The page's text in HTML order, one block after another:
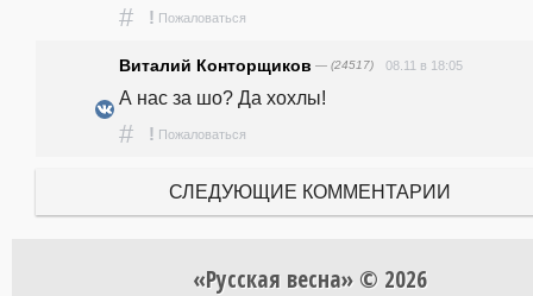
# ! Пожаловаться
Виталий Конторщиков — (24517) 08.11 в 18:05
А нас за шо? Да хохлы!
# ! Пожаловаться
СЛЕДУЮЩИЕ КОММЕНТАРИИ
«Русская весна» © 2026